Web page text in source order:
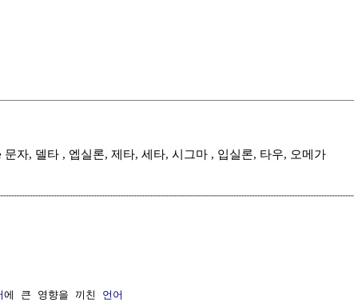
자, 델타 , 엡실론, 제타, 세타, 시그마 , 입실론, 타우, 오메가
에 큰 영향을 끼친 언어